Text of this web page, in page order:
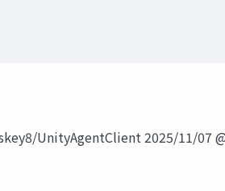
UnityAgentClient 2025/11/07